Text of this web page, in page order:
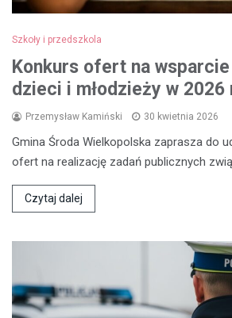
Szkoły i przedszkola
Konkurs ofert na
dzieci i młodzieży w 2026
Przemysław Kamiński 30 kwietnia 2026
Gmina Środa Wielkopolska zaprasza do
ofert na realizację zadań publicznych
Czytaj dalej